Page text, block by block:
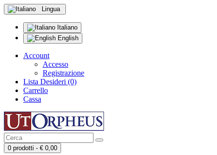
Lingua
Italiano
English
Account
Accesso
Registrazione
Lista Desideri (0)
Carrello
Cassa
0 prodotti - € 0,00